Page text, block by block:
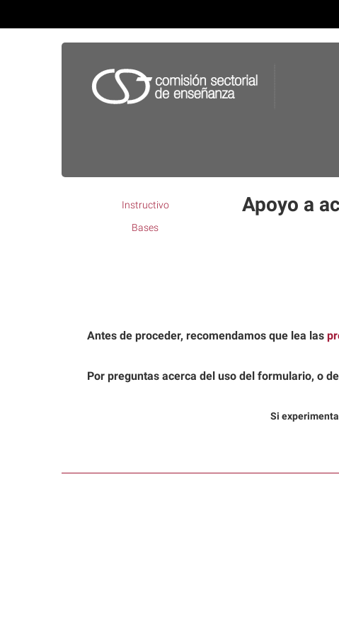
Instructivo
Bases
Apoyo a
Antes de proceder, recomendamos que lea las
Por preguntas acerca del uso del formulario, o
Si experimenta